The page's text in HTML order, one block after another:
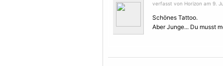
verfasst von Horizon am 9.
Schönes Tattoo.
Aber Junge... Du musst